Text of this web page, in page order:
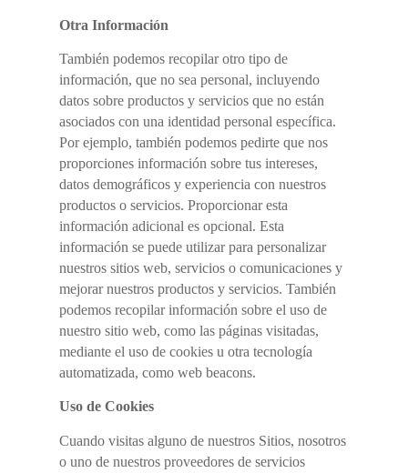
Otra Información
También podemos recopilar otro tipo de
información, que no sea personal, incluyendo
datos sobre productos y servicios que no están
asociados con una identidad personal específica.
Por ejemplo, también podemos pedirte que nos
proporciones información sobre tus intereses,
datos demográficos y experiencia con nuestros
productos o servicios. Proporcionar esta
información adicional es opcional. Esta
información se puede utilizar para personalizar
nuestros sitios web, servicios o comunicaciones y
mejorar nuestros productos y servicios. También
podemos recopilar información sobre el uso de
nuestro sitio web, como las páginas visitadas,
mediante el uso de cookies u otra tecnología
automatizada, como web beacons.
Uso de Cookies
Cuando visitas alguno de nuestros Sitios, nosotros
o uno de nuestros proveedores de servicios